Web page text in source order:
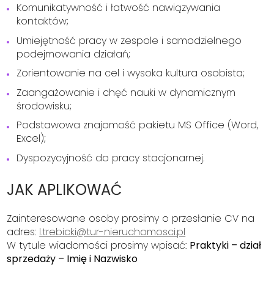
Komunikatywność i łatwość nawiązywania
kontaktów;
Umiejętność pracy w zespole i samodzielnego
podejmowania działań;
Zorientowanie na cel i wysoka kultura osobista;
Zaangażowanie i chęć nauki w dynamicznym
środowisku;
Podstawowa znajomość pakietu MS Office (Word,
Excel);
Dyspozycyjność do pracy stacjonarnej.
JAK APLIKOWAĆ
Zainteresowane osoby prosimy o przesłanie CV na
adres: l.trebicki@tur-nieruchomosci.pl
W tytule wiadomości prosimy wpisać: Praktyki – dział
sprzedaży – Imię i Nazwisko